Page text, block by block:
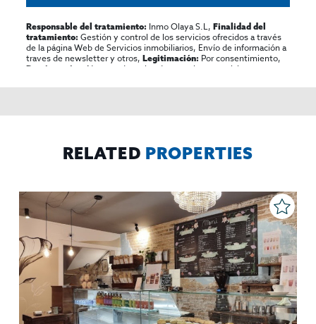
Responsable del tratamiento: Inmo Olaya S.L,Finalidad del
tratamiento: Gestión y control de los servicios ofrecidos a través
de la página Web de Servicios inmobiliarios, Envío de información a
traves de newsletter y otros,Legitimación: Por consentimiento,
Destinatarios:
No se cederan los datos, salvo para elaborar
rectificar y suprimir los datos, solicitar la portabilidad de los
RELATED PROPERTIES